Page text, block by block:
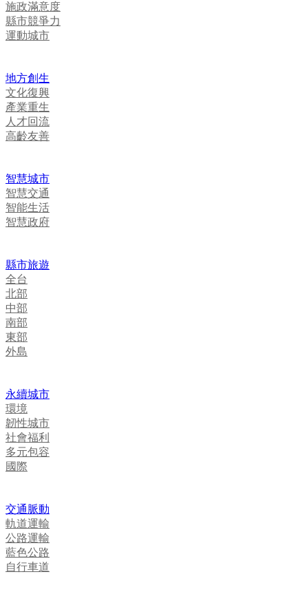
施政滿意度
縣市競爭力
運動城市
地方創生
文化復興
產業重生
人才回流
高齡友善
智慧城市
智慧交通
智能生活
智慧政府
縣市旅遊
全台
北部
中部
南部
東部
外島
永續城市
環境
韌性城市
社會福利
多元包容
國際
交通脈動
軌道運輸
公路運輸
藍色公路
自行車道